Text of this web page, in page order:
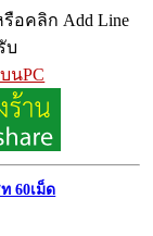
อคลิก Add Line
บ
นPC
60เม็ด